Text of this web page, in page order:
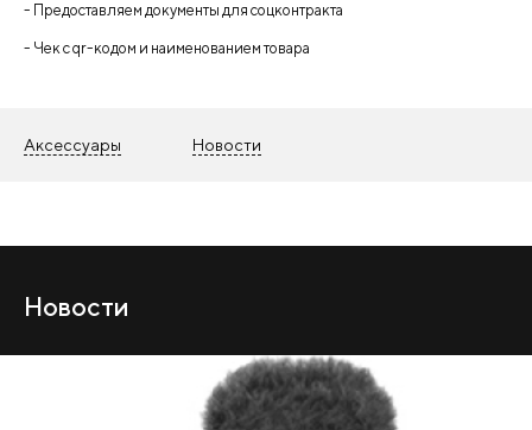
- Предоставляем документы для соцконтракта
- Чек с qr-кодом и наименованием товара
Аксессуары Новости
Новости